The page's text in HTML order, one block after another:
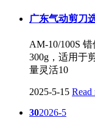
广东气动剪刀
AM-10/100S
300g，适用于
量灵活10
2025-5-15 Read
302026-5